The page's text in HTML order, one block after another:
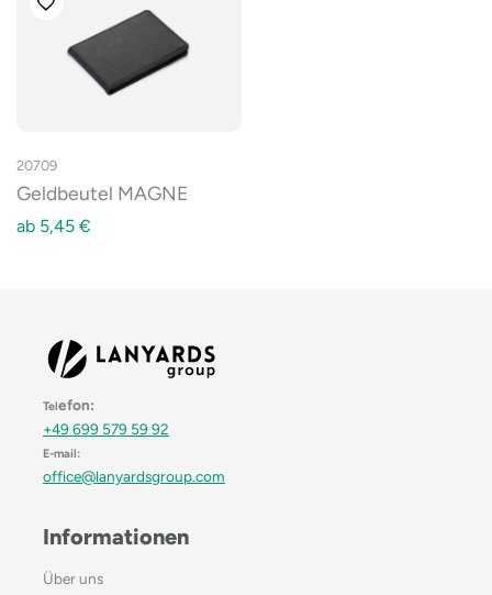
20709
Geldbeutel MAGNE
ab 5,45 €
Telefon:
+49 699 579 59 92
E-mail:
office@lanyardsgroup.com
Informationen
Über uns